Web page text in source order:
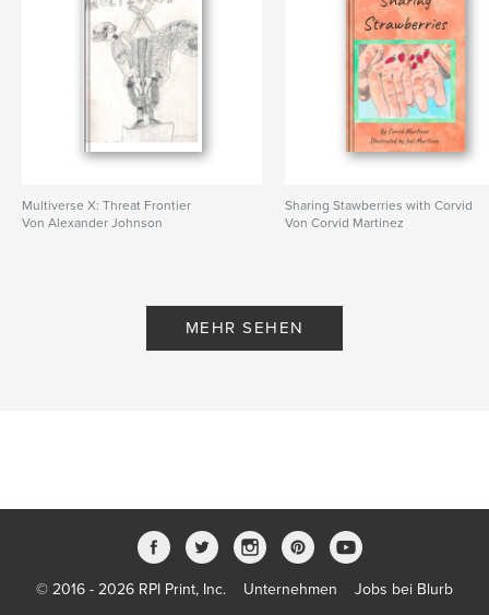
Multiverse X: Threat Frontier
Von Alexander Johnson
Sharing Stawberries with Corvid
Von Corvid Martinez
MEHR SEHEN
© 2016 - 2026 RPI Print, Inc. Unternehmen
Jobs bei Blurb